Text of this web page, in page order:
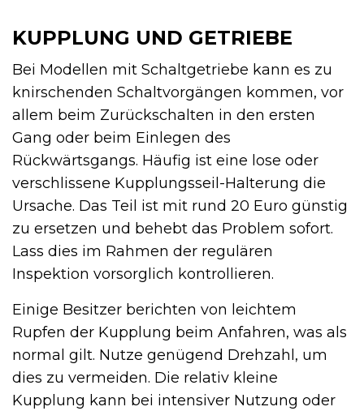
KUPPLUNG UND GETRIEBE
Bei Modellen mit Schaltgetriebe kann es zu
knirschenden Schaltvorgängen kommen, vor
allem beim Zurückschalten in den ersten
Gang oder beim Einlegen des
Rückwärtsgangs. Häufig ist eine lose oder
verschlissene Kupplungsseil-Halterung die
Ursache. Das Teil ist mit rund 20 Euro günstig
zu ersetzen und behebt das Problem sofort.
Lass dies im Rahmen der regulären
Inspektion vorsorglich kontrollieren.
Einige Besitzer berichten von leichtem
Rupfen der Kupplung beim Anfahren, was als
normal gilt. Nutze genügend Drehzahl, um
dies zu vermeiden. Die relativ kleine
Kupplung kann bei intensiver Nutzung oder